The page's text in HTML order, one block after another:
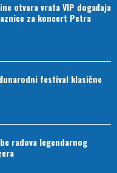
otvara vrata VIP događaja
za koncert Petra
festival klasične
radova legendarnog